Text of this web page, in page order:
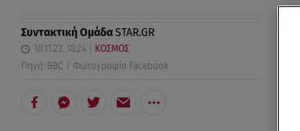
Συντακτική ΟμάδαSTAR.GR
10.11.23, 18:24
ΚΟΣΜΟΣ
Πηγή: BBC / Φωτογραφία Facebook